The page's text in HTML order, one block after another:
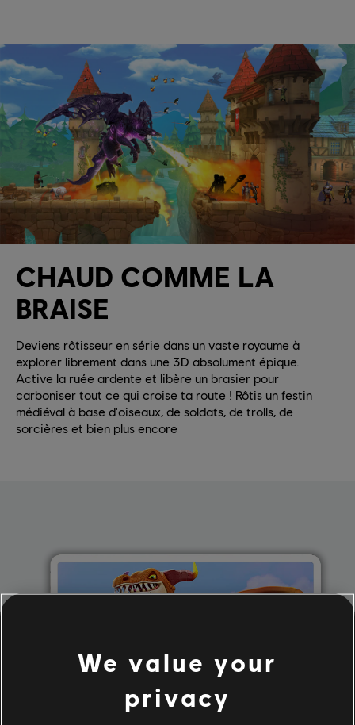
CHAUD COMME LA
BRAISE
Deviens rôtisseur en série dans un vaste royaume à
explorer librement dans une 3D absolument épique.
Active la ruée ardente et libère un brasier pour
carboniser tout ce qui croise ta route ! Rôtis un festin
médiéval à base d'oiseaux, de soldats, de trolls, de
sorcières et bien plus encore
We value your
privacy